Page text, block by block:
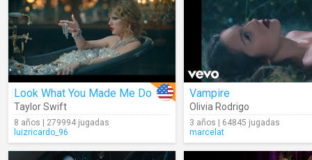
Look What You Made Me Do
Taylor Swift
8 años | 279994 jugadas
luizricardo_96
Vampire
Olivia Rodrigo
3 años | 64845 jugadas
marcelat